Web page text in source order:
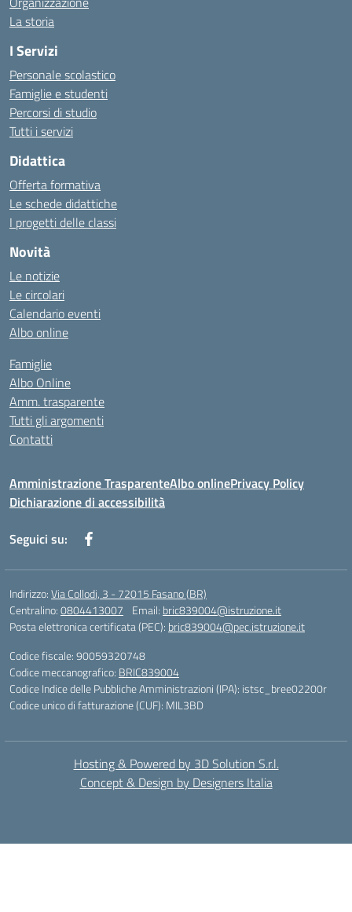
La storia
I Servizi
Personale scolastico
Famiglie e studenti
Percorsi di studio
Tutti i servizi
Didattica
Offerta formativa
Le schede didattiche
I progetti delle classi
Novità
Le notizie
Le circolari
Calendario eventi
Albo online
Famiglie
Albo Online
Amm. trasparente
Tutti gli argomenti
Contatti
Amministrazione TrasparenteAlbo onlinePrivacy Policy
Dichiarazione di accessibilità
Seguici su:
Indirizzo:Via Collodi, 3 - 72015 Fasano (BR)
Centralino:0804413007 Email: bric839004@istruzione.it
Posta elettronica certificata (PEC): bric839004@pec.istruzione.it
Codice fiscale: 90059320748
Codice meccanografico: BRIC839004
Codice Indice delle Pubbliche Amministrazioni (IPA): istsc_bree02200r
Codice unico di fatturazione (CUF): MIL3BD
Hosting & Powered by 3D Solution S.r.l.
Concept & Design by Designers Italia